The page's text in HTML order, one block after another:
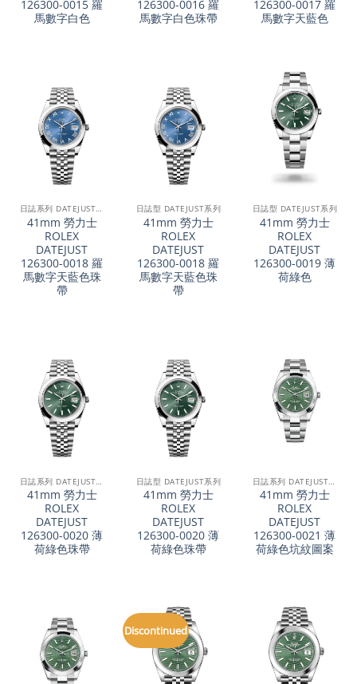
126300-0015 羅
馬數字白色
126300-0016 羅
馬數字白色珠帶
126300-0017 羅
馬數字天藍色
日誌系列 DATEJUST 41
41mm 勞力士
ROLEX
DATEJUST
126300-0018 羅
馬數字天藍色珠
帶
日誌型 DATEJUST系列
41mm 勞力士
ROLEX
DATEJUST
126300-0018 羅
馬數字天藍色珠
帶
日誌型 DATEJUST系列
41mm 勞力士
ROLEX
DATEJUST
126300-0019 薄
荷綠色
日誌系列 DATEJUST 41
41mm 勞力士
ROLEX
DATEJUST
126300-0020 薄
荷綠色珠帶
日誌型 DATEJUST系列
41mm 勞力士
ROLEX
DATEJUST
126300-0020 薄
荷綠色珠帶
日誌系列 DATEJUST 41
41mm 勞力士
ROLEX
DATEJUST
126300-0021 薄
荷綠色坑紋圖案
Discontinued